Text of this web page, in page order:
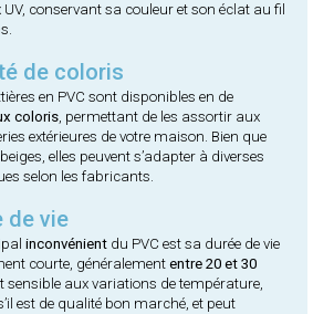
UV, conservant sa couleur et son éclat au fil
de coloris
en PVC sont disponibles en de
coloris, permettant de les assortir aux
extérieures de votre maison. Bien que
elles peuvent s’adapter à diverses
selon les fabricants.
de vie
inconvénient du PVC est sa durée de vie
courte, généralemententre 20 et 30
sensible aux variations de température,
est de qualité bon marché, et peut